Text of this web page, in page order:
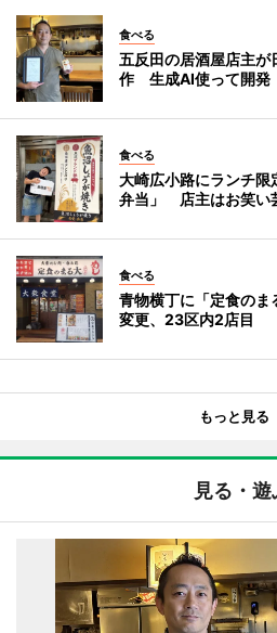
食べる
五反田の居酒屋店主が
作 生成AI使って開発
食べる
大崎広小路にランチ限
弁当」 店主はお笑い
食べる
青物横丁に「定食の
変更、23区内2店目
もっと見る
見る・遊